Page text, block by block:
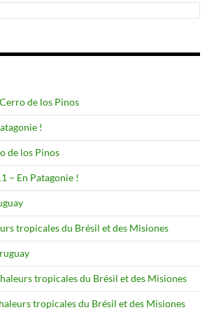
de los Pinos
!
de los Pinos
– En Patagonie !
tropicales du Brésil et des Misiones
tropicales du Brésil et des Misiones
tropicales du Brésil et des Misiones